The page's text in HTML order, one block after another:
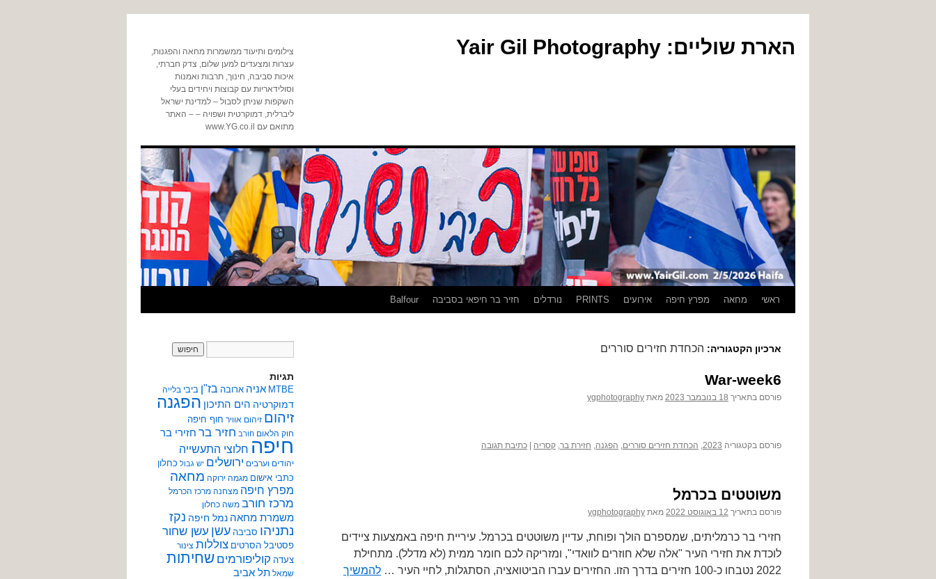
הארת שוליים: Yair Gil Photography
צילומים ותיעוד ממשמרות מחאה והפגנות,
עצרות ומצעדים למען שלום, צדק חברתי,
איכות סביבה, חינוך, תרבות ואמנות
וסולידאריות עם קבוצות ויחידים בעלי
השקפות שניתן לסבול – למדינת ישראל
ליברלית, דמוקרטית ושפויה – – האתר
מתואם עם www.YG.co.il
לדלגראשי מחאה מפרץ חיפה אירועים PRINTS נורדלים חזיר בר חיפאי בסביבה Balfour
ארכיון הקטגוריה: הכחדת חזירים סוררים
War-week6
פורסם בתאריך 18 בנובמבר 2023 מאת ygphotography
פורסם בקטגוריה 2023
, הכחדת חזירים סוררים, הפגנה, חזירת בר, קסריה כתיבת תגובה
משוטטים בכרמל
פורסם בתאריך 12 באוגוסט 2022 מאת ygphotography
חזירי בר כרמליתים, שמספרם הולך ופוחת, עדיין משוטטים בכרמל. עיריית חיפה באמצעות ציידים
לוכדת את חזירי העיר "אלה שלא חוזרים לוואדי", ומזריקה לכם חומר ממית (לא מדלל). מתחילת
2022 נטבחו כ-100 חזירים בדרך הזו. החזירים עברו הביטואציה, הסתגלות, לחיי העיר …
להמשיך
תגיות
MTBE אניה ארובה בז"ן ביבי בלייה
דמוקרטיה הים התיכון הפגנה
זיהום זיהום אוויר חוף חיפה
חוק הלאום חורב חזיר בר חזירי בר
חיפה חלוצי התעשייה
יהודים וערבים ירושלים יש גבול כחלון
כתבי אישום מגמה ירוקה מחאה
מפרץ חיפה מצחנה מרכז הכרמל
מרכז חורב משה כחלון
משמרת מחאה נמל חיפה נקז
נתניהו סביבה עשן עשן שחור
פסטיבל הסרטים צוללות צינור
צעדה קוליפורמים שחיתות
שמאל תל אביב